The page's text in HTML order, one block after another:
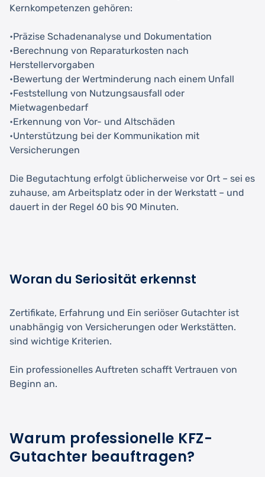
Kernkompetenzen gehören:
•Präzise Schadenanalyse und Dokumentation
•Berechnung von Reparaturkosten nach
Herstellervorgaben
•Bewertung der Wertminderung nach einem Unfall
•Feststellung von Nutzungsausfall oder
Mietwagenbedarf
•Erkennung von Vor- und Altschäden
•Unterstützung bei der Kommunikation mit
Versicherungen
Die Begutachtung erfolgt üblicherweise vor Ort – sei es
zuhause, am Arbeitsplatz oder in der Werkstatt – und
dauert in der Regel 60 bis 90 Minuten.
Woran du Seriosität erkennst
Zertifikate, Erfahrung und Ein seriöser Gutachter ist
unabhängig von Versicherungen oder Werkstätten.
sind wichtige Kriterien.
Ein professionelles Auftreten schafft Vertrauen von
Beginn an.
Warum professionelle KFZ-
Gutachter beauftragen?